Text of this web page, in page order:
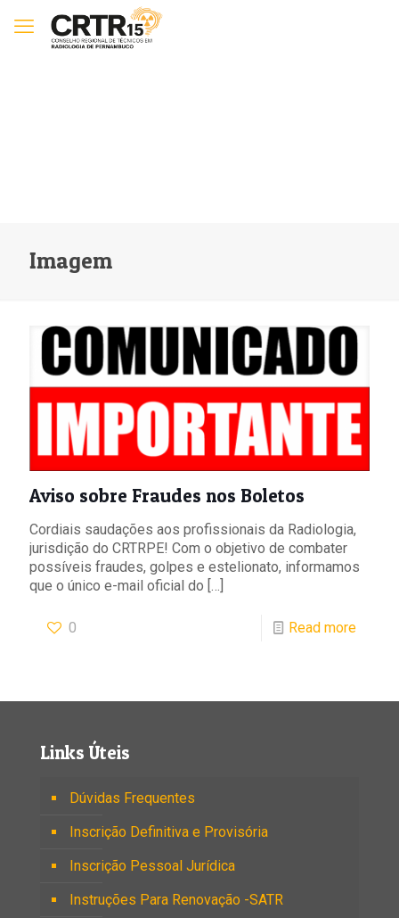
Imagem
Aviso sobre Fraudes nos Boletos
Cordiais saudações aos profissionais da Radiologia,
jurisdição do CRTRPE! Com o objetivo de combater
possíveis fraudes, golpes e estelionato, informamos
que o único e-mail oficial do […]
0 Read more
Links Úteis
Dúvidas Frequentes
Inscrição Definitiva e Provisória
Inscrição Pessoal Jurídica
Instruções Para Renovação -SATR